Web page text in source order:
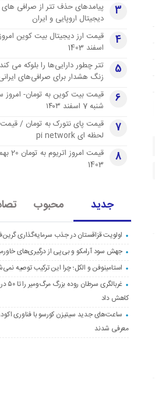
3
پیامدهای حذف تتر از صرافی های
دیجیتال اروپایی و ایران
4
اسفند 1403
5
تتر چطور دارایی‌ها را بلوکه می
زنگ هشدار برای صرافی‌های
6
قیمت بیت کوین به تومان- امروز
شنبه 7 اسفند ۱۴۰۳
7
قیمت پای نتورک به تومان / قیمت
لحظه ای pi network
8
قیمت امروز
1403
جدید محبوب
اولویت قزاقستان در جذب سرمایه‌گذاری
جهش سود آرامکو و بی‌پی از درگیری‌های
استامینوفن و الکل؛ چرا این ترکیب توصیه
غربالگری
کاهش داد
ساعت‌های جدید سیتیزن کورسو با فناوری
معرفی شدند